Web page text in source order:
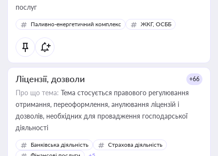
послуг
Паливно-енергетичний комплекс ЖКГ, ОСББ
Ліцензії, дозволи +66
Про що тема: Тема стосується правового регулювання
отримання, переоформлення, анулювання ліцензій і
дозволів, необхідних для провадження господарської
діяльності
Банківська діяльність
Страхова діяльність